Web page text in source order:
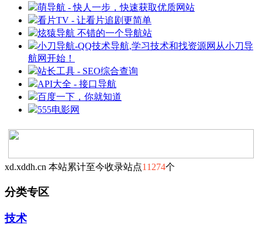
萌导航 - 快人一步，快速获取优质网站
看片TV - 让看片追剧更简单
炫猿导航 不错的一个导航站
小刀导航-QQ技术导航,学习技术和找资源网从小刀导
航网开始！
站长工具 - SEO综合查询
API大全 - 接口导航
百度一下，你就知道
555电影网
xd.xddh.cn 本站累计至今收录站点11274个
分类专区
技术